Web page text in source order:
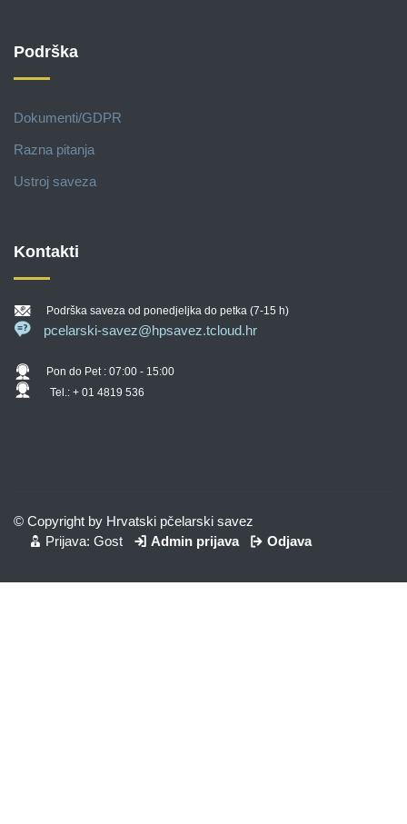
Podrška
Dokumenti/GDPR
Razna pitanja
Ustroj saveza
Kontakti
Podrška saveza od ponedjeljka do petka (7-15 h)
pcelarski-savez@hpsavez.tcloud.hr
Pon do Pet : 07:00 - 15:00
Tel.: + 01 4819 536
© Copyright by Hrvatski pčelarski savez
Prijava: Gost
Admin prijava Odjava